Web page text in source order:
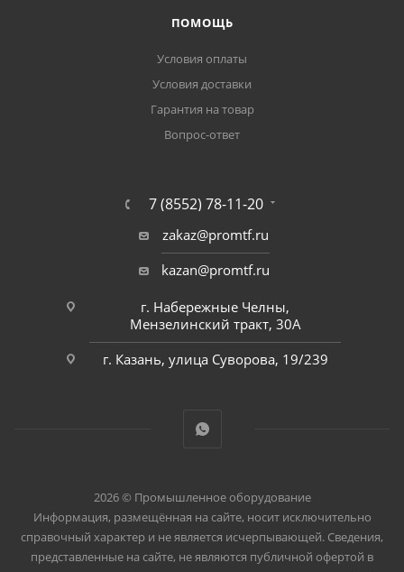
ПОМОЩЬ
Условия оплаты
Условия доставки
Гарантия на товар
Вопрос-ответ
7 (8552) 78-11-20
zakaz@promtf.ru
kazan@promtf.ru
г. Набережные Челны,
Мензелинский тракт, 30А
г. Казань, улица Суворова, 19/239
2026 © Промышленное оборудование
Информация, размещённая на сайте, носит исключительно
справочный характер и не является исчерпывающей. Сведения,
представленные на сайте, не являются публичной офертой в